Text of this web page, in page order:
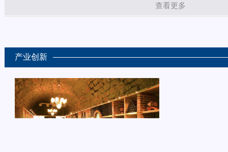
查看更多
产业创新